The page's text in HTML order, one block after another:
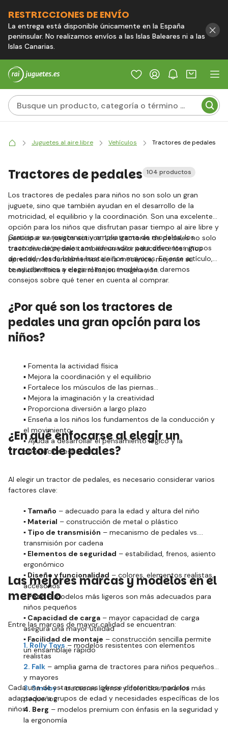
RESTRICCIONES DE ENVÍO
La entrega está disponible únicamente en la España
peninsular. No realizamos envíos a las Islas Baleares ni a las
Islas Canarias.
Juguetes al aire libre Vehículos Tractores de pedales
Tractores de pedales 104 productos
Los tractores de pedales para niños no son solo un gran
juguete, sino que también ayudan en el desarrollo de la
motricidad, el equilibrio y la coordinación. Son una excelente
opción para los niños que disfrutan pasar tiempo al aire libre y
participar en juegos activos. Los tractores de pedales no solo
traen diversión, sino también un valor educativo: los niños
aprenden los fundamentos de la mecánica, mejoran su
condición física y desarrollan su imaginación.
Gracias a su resistencia y amplia gama de modelos, los
tractores de pedales son adecuados para diferentes grupos
de edad, desde bebés hasta niños mayores. En este artículo,
te ayudaremos a elegir el mejor modelo y te daremos
consejos sobre qué tener en cuenta al comprar.
¿Por qué son los tractores de
pedales una gran opción para los
niños?
▪️ Fomenta la actividad física
▪️ Mejora la coordinación y el equilibrio
▪️ Fortalece los músculos de las piernas
▪️ Mejora la imaginación y la creatividad
▪️ Proporciona diversión a largo plazo
▪️ Enseña a los niños los fundamentos de la conducción y
el movimiento
▪️ Ayuda a desarrollar el pensamiento lógico y la
orientación espacial
¿En qué enfocarse al elegir un
tractor de pedales?
Al elegir un tractor de pedales, es necesario considerar varios
factores clave:
▪️ Tamaño – adecuado para la edad y altura del niño
▪️ Material – construcción de metal o plástico
▪️ Tipo de transmisión – mecanismo de pedales vs.
transmisión por cadena
▪️ Elementos de seguridad – estabilidad, frenos, asiento
ergonómico
▪️ Diseño y funcionalidad – colores, elementos realistas,
accesorios
▪️ Peso– modelos más ligeros son más adecuados para
niños pequeños
▪️ Capacidad de carga – mayor capacidad de carga
asegura una mayor utilidad
▪️ Facilidad de montaje – construcción sencilla permite
un ensamblaje rápido
Las mejores marcas y modelos en el
mercado
Entre las marcas de mayor calidad se encuentran:
1. Rolly Toys – modelos resistentes con elementos
realistas
2. Falk – amplia gama de tractores para niños pequeños
y mayores
3. Smoby– tractores ligeros y coloridos para los más
pequeños
4. Berg – modelos premium con énfasis en la seguridad y
la ergonomía
Cada una de estas marcas ofrece diferentes modelos
adaptados a grupos de edad y necesidades específicas de los
niños.